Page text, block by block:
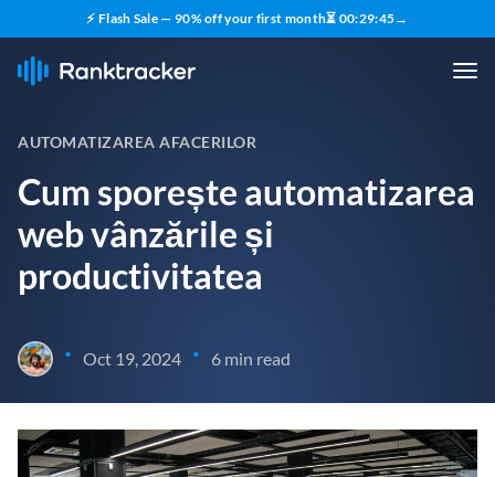
⚡ Flash Sale — 90% off your first month⏳ 00:29:43→
AUTOMATIZAREA AFACERILOR
Cum sporește automatizarea
web vânzările și
productivitatea
• Oct 19, 2024 • 6 min read